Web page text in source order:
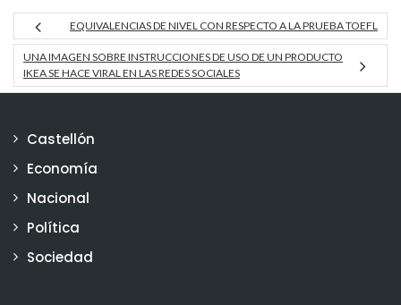
EQUIVALENCIAS DE NIVEL CON RESPECTO A LA PRUEBA TOEFL
UNA IMAGEN SOBRE INSTRUCCIONES DE USO DE UN PRODUCTO
IKEA SE HACE VIRAL EN LAS REDES SOCIALES
Castellón
Economía
Nacional
Política
Sociedad